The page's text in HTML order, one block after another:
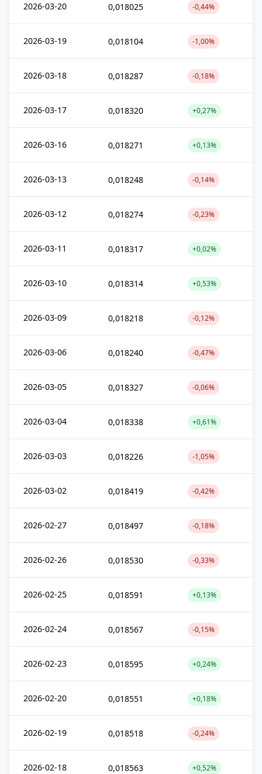
2026-03-20 0,018025 -0,44%
2026-03-19 0,018104 -1,00%
2026-03-18 0,018287 -0,18%
2026-03-17 0,018320 +0,27%
2026-03-16 0,018271 +0,13%
2026-03-13 0,018248 -0,14%
2026-03-12 0,018274 -0,23%
2026-03-11 0,018317 +0,02%
2026-03-10 0,018314 +0,53%
2026-03-09 0,018218 -0,12%
2026-03-06 0,018240 -0,47%
2026-03-05 0,018327 -0,06%
2026-03-04 0,018338 +0,61%
2026-03-03 0,018226 -1,05%
2026-03-02 0,018419 -0,42%
2026-02-27 0,018497 -0,18%
2026-02-26 0,018530 -0,33%
2026-02-25 0,018591 +0,13%
2026-02-24 0,018567 -0,15%
2026-02-23 0,018595 +0,24%
2026-02-20 0,018551 +0,18%
2026-02-19 0,018518 -0,24%
2026-02-18 0,018563 +0,52%